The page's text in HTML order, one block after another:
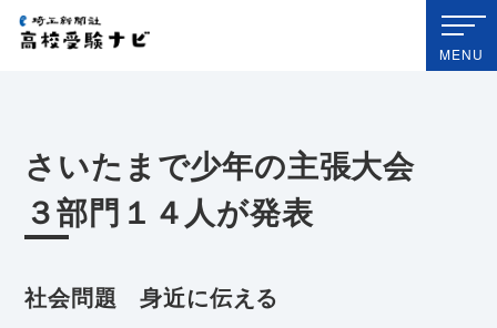
埼玉新聞社 高校受験ナビ
MENU
さいたまで少年の主張大会
３部門１４人が発表
社会問題 身近に伝える